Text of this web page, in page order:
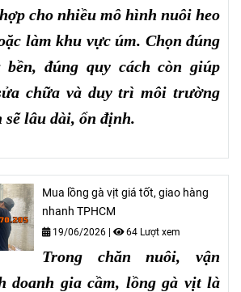
cho nhiều mô hình nuôi heo
làm khu vực úm. Chọn đúng
đúng quy cách còn giúp
chữa và duy trì môi trường
sẽ lâu dài, ổn định.
Mua lồng gà vịt giá tốt, giao hàng
nhanh TPHCM
19/06/2026 | 64 Lượt xem
Trong chăn nuôi, vận
doanh gia cầm, lồng gà vịt là